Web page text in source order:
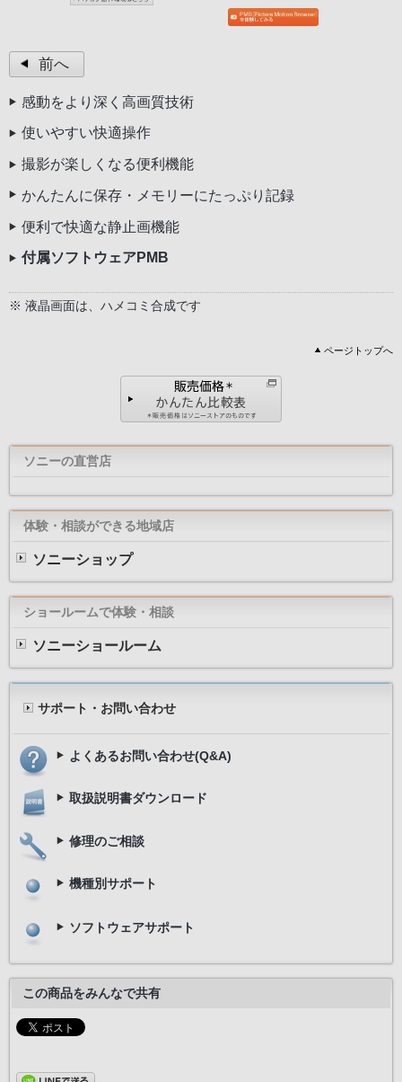
前へ
感動をより深く高画質技術
使いやすい快適操作
撮影が楽しくなる便利機能
かんたんに保存・メモリーにたっぷり記録
便利で快適な静止画機能
付属ソフトウェアPMB
※ 液晶画面は、ハメコミ合成です
ページトップへ
ソニーの直営店
体験・相談ができる地域店
ソニーショップ
ショールームで体験・相談
ソニーショールーム
サポート・お問い合わせ
よくあるお問い合わせ(Q&A)
取扱説明書ダウンロード
修理のご相談
機種別サポート
ソフトウェアサポート
この商品をみんなで共有